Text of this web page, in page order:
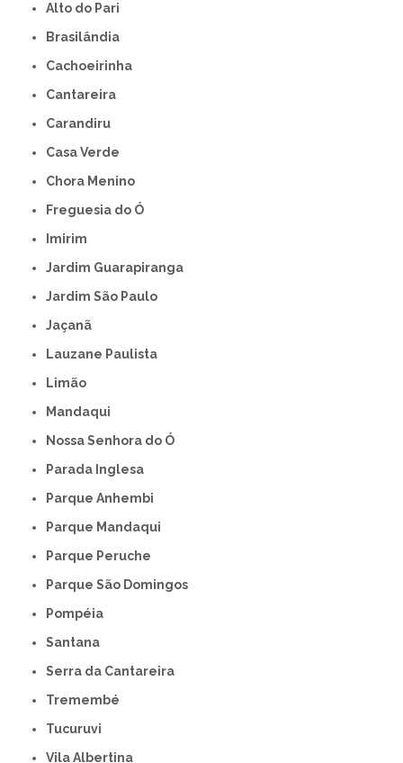
Alto do Pari
Brasilândia
Cachoeirinha
Cantareira
Carandiru
Casa Verde
Chora Menino
Freguesia do Ó
Imirim
Jardim Guarapiranga
Jardim São Paulo
Jaçanã
Lauzane Paulista
Limão
Mandaqui
Nossa Senhora do Ó
Parada Inglesa
Parque Anhembi
Parque Mandaqui
Parque Peruche
Parque São Domingos
Pompéia
Santana
Serra da Cantareira
Tremembé
Tucuruvi
Vila Albertina